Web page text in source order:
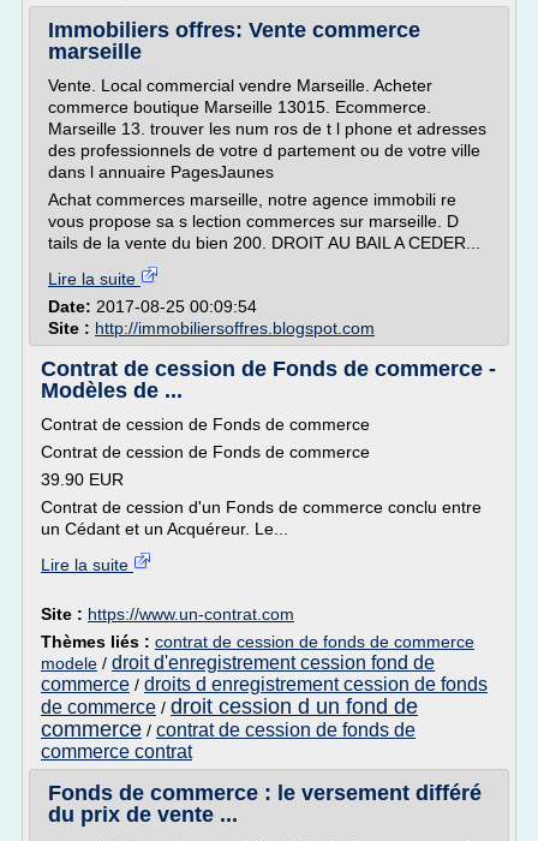
Immobiliers offres: Vente commerce
marseille
Vente. Local commercial vendre Marseille. Acheter
commerce boutique Marseille 13015. Ecommerce.
Marseille 13. trouver les num ros de t l phone et adresses
des professionnels de votre d partement ou de votre ville
dans l annuaire PagesJaunes
Achat commerces marseille, notre agence immobili re
vous propose sa s lection commerces sur marseille. D
tails de la vente du bien 200. DROIT AU BAIL A CEDER...
Lire la suite
Date: 2017-08-25 00:09:54
Site : http://immobiliersoffres.blogspot.com
Contrat de cession de Fonds de commerce -
Modèles de ...
Contrat de cession de Fonds de commerce
Contrat de cession de Fonds de commerce
39.90 EUR
Contrat de cession d'un Fonds de commerce conclu entre
un Cédant et un Acquéreur. Le...
Lire la suite
Site : https://www.un-contrat.com
Thèmes liés : contrat de cession de fonds de commerce
modele / droit d'enregistrement cession fond de
commerce / droits d enregistrement cession de fonds
de commerce / droit cession d un fond de
commerce / contrat de cession de fonds de
commerce contrat
Fonds de commerce : le versement différé
du prix de vente ...